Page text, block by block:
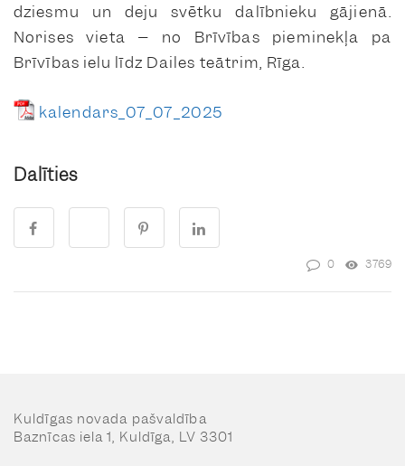
dziesmu un deju svētku dalībnieku gājienā.
Norises vieta – no Brīvības pieminekļa pa
Brīvības ielu līdz Dailes teātrim, Rīga.
kalendars_07_07_2025
Dalīties
0 3769
Kuldīgas novada pašvaldība
Baznīcas iela 1, Kuldīga, LV 3301